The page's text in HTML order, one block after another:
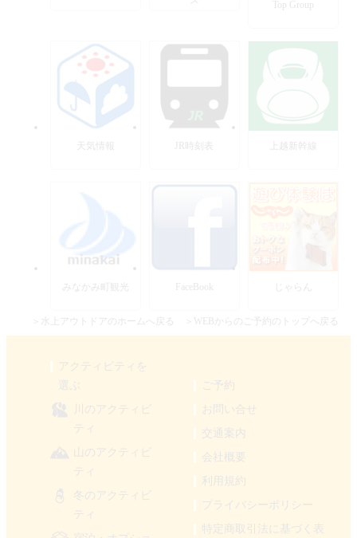
Top Group
天気情報 JR時刻表
みなかみ町観光 FaceBook じゃらん
＞水上アウトドアのホームへ戻る ＞WEBからのご予約のトップへ戻る
アクティビティを
川のアクティビ
ティ
山のアクティビ
ティ
冬のアクティビ
ティ
ご予約
お問い合せ
交通案内
会社概要
利用規約
プライバシーポリシー
特定商取引法に基づく表